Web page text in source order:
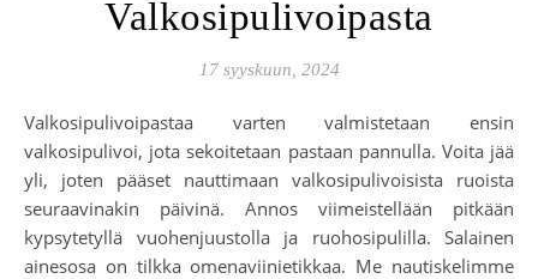
Valkosipulivoipasta
17 syyskuun, 2024
Valkosipulivoipastaa varten valmistetaan ensin
valkosipulivoi, jota sekoitetaan pastaan pannulla. Voita jää
yli, joten pääset nauttimaan valkosipulivoisista ruoista
seuraavinakin päivinä. Annos viimeistellään pitkään
kypsytetyllä vuohenjuustolla ja ruohosipulilla. Salainen
ainesosa on tilkka omenaviinietikkaa. Me nautiskelimme